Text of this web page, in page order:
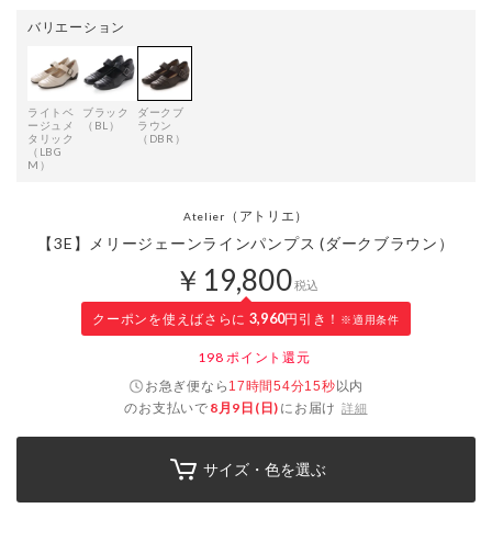
バリエーション
ライトベ
ージュメ
タリック
（LBG
M）
ブラック
（BL）
ダークブ
ラウン
（DBR）
Atelier （アトリエ）
【3E】メリージェーンラインパンプス (ダークブラウン）
￥19,800税込
クーポンを使えばさらに 3,960円引き！ ※適用条件
198 ポイント還元
お急ぎ便なら 17時間54分15秒以内
のお支払いで 8月9日(日) にお届け 詳細
サイズ・色を選ぶ